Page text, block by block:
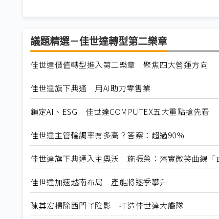
議題精選－佳世達轉型第二樂章
佳世達價值轉型進入第二樂章 聚焦四大營運方向
佳世達旗下典通 用AI助力零售業
鎖定AI、ESG 佳世達COMPUTEX五大重點搶先看
佳世達主管輪調率有多高？答案：超過90%
佳世達旗下典通入主奧沃 施振榮：落實微笑曲線「
佳世達加速越南布局 產能將逐季攀升
陳其宏掃除西門子陰影 打造佳世達大艦隊